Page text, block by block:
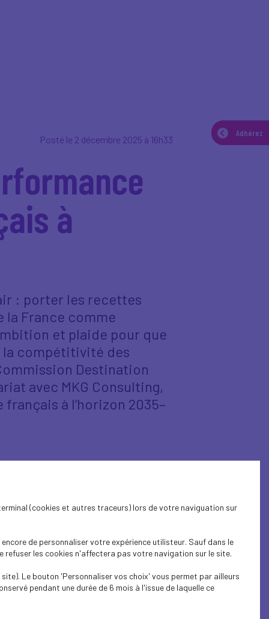
Adhérez
Adhérez
Posté le 2 décembre 2025 à 16h33
à
: porter les recettes
la France comme
et plaide pour que
la compétitivité des
Destination
avec MKG Consulting,
à l’horizon 2035–
(cookies et autres traceurs) lors de votre naviguation sur
de personnaliser votre expérience utilisteur. Sauf dans le
les cookies n'affectera pas votre navigation sur le site.
Le bouton 'Personnaliser vos choix' vous permet par ailleurs
pendant une durée de 6 mois à l'issue de laquelle ce